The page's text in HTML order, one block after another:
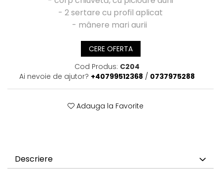
- 2 sertare cu profil aplicat
- mânere mari aurii
CERE OFERTA
Cod Produs: C204
Ai nevoie de ajutor? +40799512368 / 0737975288
Adauga la Favorite
Descriere